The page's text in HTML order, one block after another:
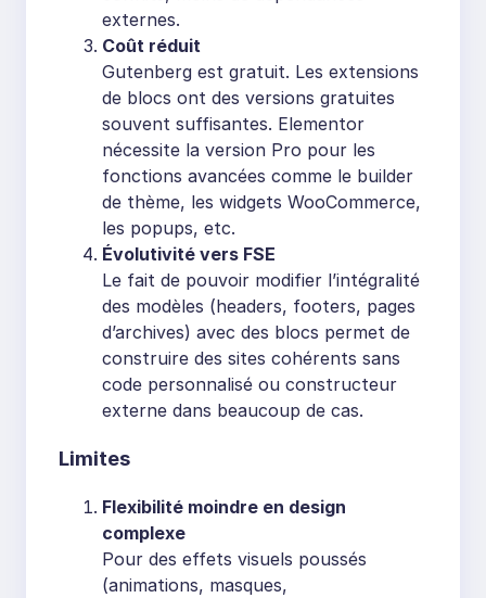
externes.
Coût réduit
Gutenberg est gratuit. Les extensions
de blocs ont des versions gratuites
souvent suffisantes. Elementor
nécessite la version Pro pour les
fonctions avancées comme le builder
de thème, les widgets WooCommerce,
les popups, etc.
Évolutivité vers FSE
Le fait de pouvoir modifier l’intégralité
des modèles (headers, footers, pages
d’archives) avec des blocs permet de
construire des sites cohérents sans
code personnalisé ou constructeur
externe dans beaucoup de cas.
Limites
Flexibilité moindre en design
complexe
Pour des effets visuels poussés
(animations, masques,